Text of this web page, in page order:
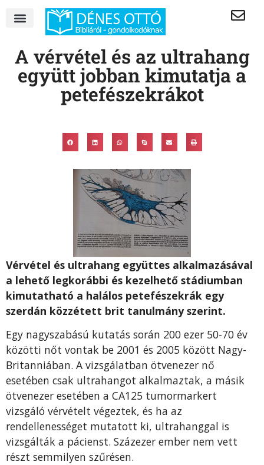
A vérvétel és az ultrahang
együtt jobban kimutatja a
petefészekrákot
Vérvétel és ultrahang együttes alkalmazásával
a lehető legkorábbi és kezelhető stádiumban
kimutatható a halálos petefészekrák egy
szerdán közzétett brit tanulmány szerint.
Egy nagyszabású kutatás során 200 ezer 50-70 év
közötti nőt vontak be 2001 és 2005 között Nagy-
Britanniában. A vizsgálatban ötvenezer nő
esetében csak ultrahangot alkalmaztak, a másik
ötvenezer esetében a CA125 tumormarkert
vizsgáló vérvételt végeztek, és ha az
rendellenességet mutatott ki, ultrahanggal is
vizsgálták a pácienst. Százezer ember nem vett
részt semmilyen szűrésen.